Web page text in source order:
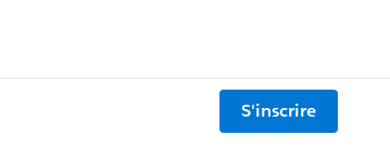
S'inscrire